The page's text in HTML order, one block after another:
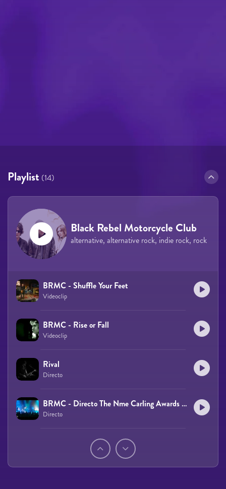
Playlist (14)
Black Rebel Motorcycle Club
alternative, alternative rock, indie rock, rock
BRMC - Shuffle Your Feet
Videoclip
BRMC - Rise or Fall
Videoclip
Rival
Directo
BRMC - Directo The Nme Carling Awards 2002
Directo